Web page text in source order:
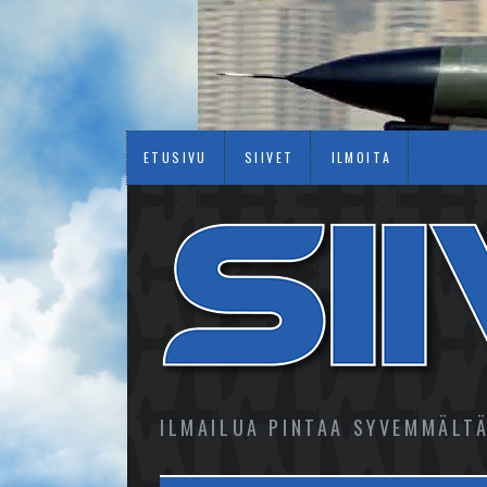
ETUSIVU SIIVET ILMOITA
ILMAILUA PINTAA